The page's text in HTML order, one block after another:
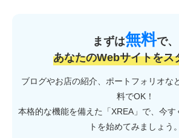
まずは無料で、
あなたのWebサイトをス
ブログやお店の紹介、ポートフォリオな
料でOK！
本格的な機能を備えた「XREA」で、今す
トを始めてみましょう。